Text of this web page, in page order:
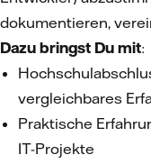
dokumentieren,
Dazu bringst Du mit:
vergleichbares
Praktische
IT-Projekte